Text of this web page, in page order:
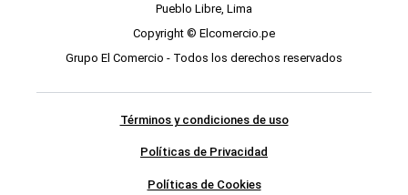
Pueblo Libre, Lima
Copyright © Elcomercio.pe
Grupo El Comercio - Todos los derechos reservados
Términos y condiciones de uso
Políticas de Privacidad
Políticas de Cookies